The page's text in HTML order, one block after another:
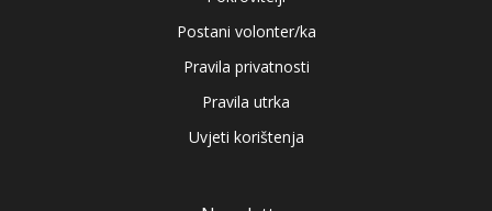
Postani volonter/ka
Pravila privatnosti
Pravila utrka
Uvjeti korištenja